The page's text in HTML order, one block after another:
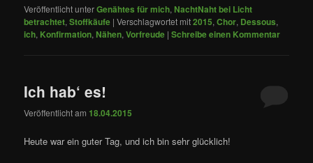
Veröffentlicht unterGenähtes für mich,NachtNaht bei Licht
betrachtet,Stoffkäufe |Verschlagwortet mit2015,Chor, Dessous,
ich, Konfirmation,Nähen,Vorfreude |Schreibe einen Kommentar
Ich hab‘ es!
Veröffentlicht am18.04.2015
Heute war ein guter Tag, und ich bin sehr glücklich!